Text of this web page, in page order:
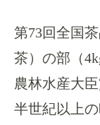
第73回全国
茶）の部（
農林水産大
半世紀以上